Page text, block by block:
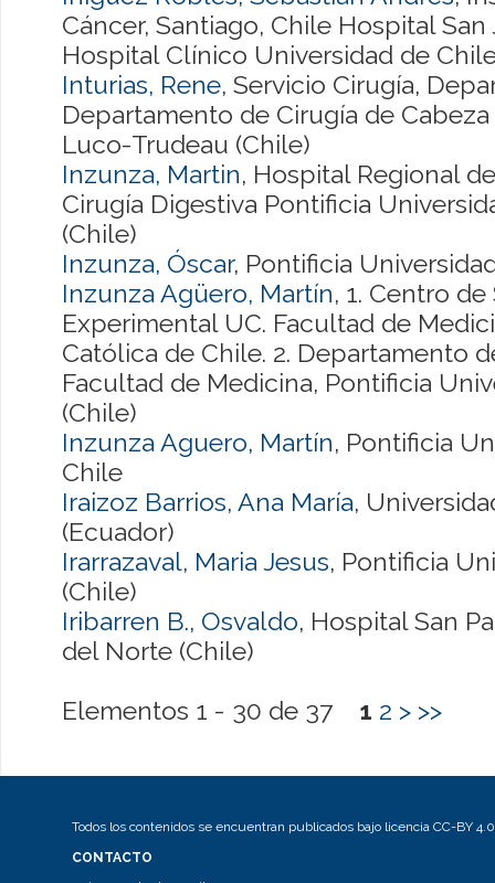
Cáncer, Santiago, Chile Hospital
Hospital Clínico Universidad de
Inturias, Rene, Servicio Cirugía,
Departamento de Cirugía de
Luco-Trudeau (Chile)
Inzunza, Martin, Hospital Regional
Cirugía Digestiva Pontificia
(Chile)
Inzunza, Óscar, Pontificia
Inzunza Agüero, Martín, 1. Centro
Experimental UC. Facultad de
Católica de Chile. 2. Departamento
Facultad de Medicina, Pontificia
(Chile)
Inzunza Aguero, Martín, Pontificia
Chile
Iraizoz Barrios, Ana María,
(Ecuador)
Irarrazaval, Maria Jesus, Pontificia
(Chile)
Iribarren B., Osvaldo, Hospital San
del Norte (Chile)
Elementos 1 - 30 de 37 1 2 > >>
Todos los contenidos se encuentran publicados bajo licencia CC-BY 4.0
CONTACTO